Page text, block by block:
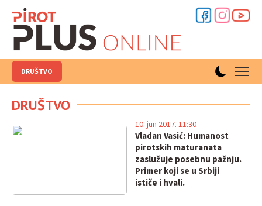
DRUŠTVO
DRUŠTVO
Vladan Vasić: Humanost
pirotskih maturanata
zaslužuje posebnu pažnju.
Primer koji se u Srbiji
ističe i hvali.
10. jun 2017. 11:30